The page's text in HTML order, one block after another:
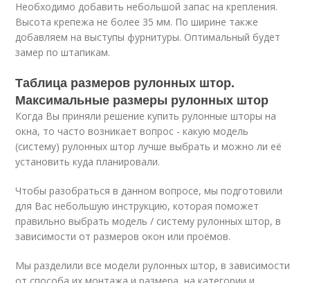
Необходимо добавить небольшой запас на крепления.
Высота крепежа не более 35 мм. По ширине также
добавляем на выступы фурнитуры. Оптимальный будет
замер по штапикам.
Таблица размеров рулонных штор.
Максимальные размеры рулонных штор
Когда Вы приняли решение купить рулонные шторы на
окна, то часто возникает вопрос - какую модель
(систему) рулонных штор лучше выбрать и можно ли её
установить куда планировали.
Чтобы разобраться в данном вопросе, мы подготовили
для Вас небольшую инструкцию, которая поможет
правильно выбрать модель / систему рулонных штор, в
зависимости от размеров окон или проёмов.
Мы разделили все модели рулонных штор, в зависимости